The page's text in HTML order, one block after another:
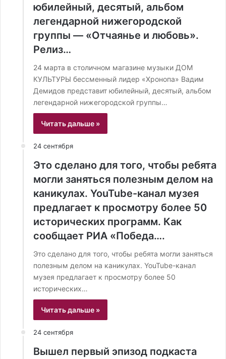
юбилейный, десятый, альбом
легендарной нижегородской
группы — «Отчаянье и любовь».
Релиз…
24 марта в столичном магазине музыки ДОМ
КУЛЬТУРЫ бессменный лидер «Хронопа» Вадим
Демидов представит юбилейный, десятый, альбом
легендарной нижегородской группы…
Читать дальше »
24 сентября
Это сделано для того, чтобы ребята
могли заняться полезным делом на
каникулах. YouTube-канал музея
предлагает к просмотру более 50
исторических программ. Как
сообщает РИА «Победа….
Это сделано для того, чтобы ребята могли заняться
полезным делом на каникулах. YouTube-канал
музея предлагает к просмотру более 50
исторических…
Читать дальше »
24 сентября
Вышел первый эпизод подкаста